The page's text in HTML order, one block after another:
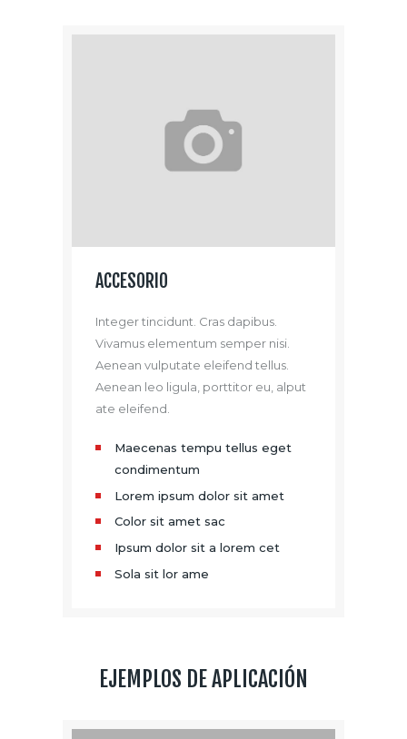
ACCESORIO
Integer tincidunt. Cras dapibus.
Vivamus elementum semper nisi.
Aenean vulputate eleifend tellus.
Aenean leo ligula, porttitor eu, alput
ate eleifend.
Maecenas tempu tellus eget
condimentum
Lorem ipsum dolor sit amet
Color sit amet sac
Ipsum dolor sit a lorem cet
Sola sit lor ame
EJEMPLOS DE APLICACIÓN